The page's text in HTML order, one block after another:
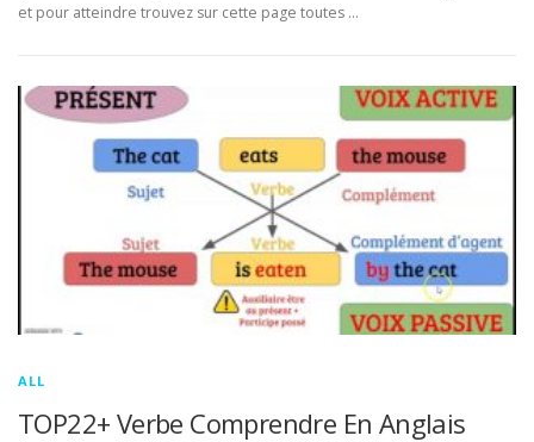
et pour atteindre trouvez sur cette page toutes …
ALL
TOP22+ Verbe Comprendre En Anglais